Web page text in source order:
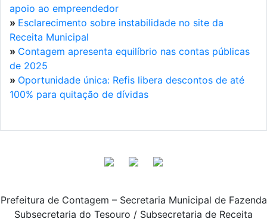
apoio ao empreendedor
» Esclarecimento sobre instabilidade no site da
Receita Municipal
» Contagem apresenta equilíbrio nas contas públicas
de 2025
» Oportunidade única: Refis libera descontos de até
100% para quitação de dívidas
Prefeitura de Contagem – Secretaria Municipal de Fazenda
Subsecretaria do Tesouro / Subsecretaria de Receita